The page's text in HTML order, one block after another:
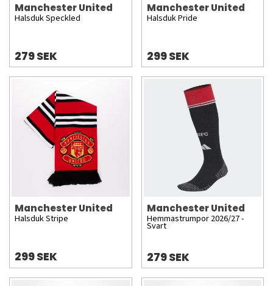
Manchester United
Halsduk Speckled
279 SEK
Manchester United
Halsduk Pride
299 SEK
Manchester United
Halsduk Stripe
299 SEK
Manchester United
Hemmastrumpor 2026/27 -
Svart
279 SEK